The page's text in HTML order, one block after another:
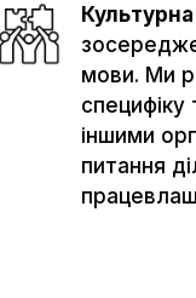
Культурна
мови. Ми
специфіку
іншими
питання